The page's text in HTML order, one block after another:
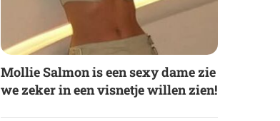
Mollie Salmon is een sexy dame zie
we zeker in een visnetje willen zien!